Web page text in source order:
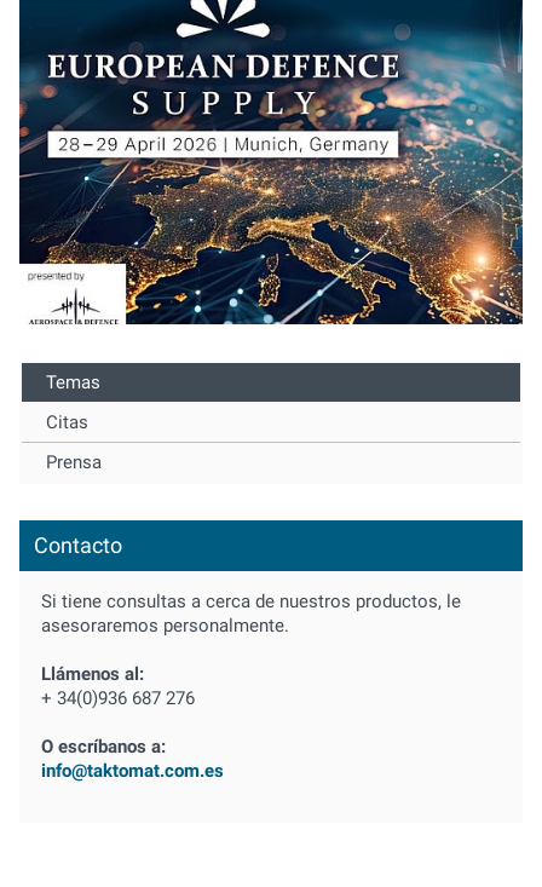
Temas
Citas
Prensa
Contacto
Si tiene consultas a cerca de nuestros productos, le
asesoraremos personalmente.
Llámenos al:
+ 34(0)936 687 276
O escríbanos a:
info@taktomat.com.es